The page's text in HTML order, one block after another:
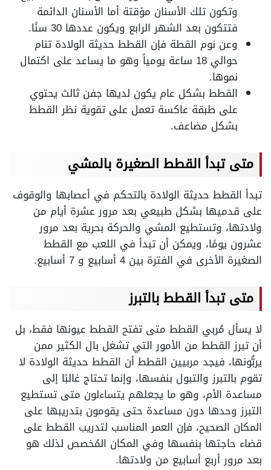
وتكون تلك الأسنان مؤقتة أما الأسنان الدائمة
فتتكون بعد الشهر الرابع ويكون عددها 30 سنًا.
وعن نوم القطة فإن القطط حديثة الولادة تنام
حوالي 18 ساعة يومياً وهو ما يساعد على اكتمال
نموها.
القطط بشكل عام يكون لديها جفن ثالث يحتوي
على طبقة عاكسة تعمل على تقوية نظر القطط
بشكل مضاعف.
متى تبدأ القطط الصغيرة بالمشي
تبدأ القطط حديثة الولادة بالتحكم في أعصابها والوقوف
على قدميها بشكل طبيعي بعد مرور عشرة أيام من
ولادتها، وتستطيع المشي والحركة بحرية بعد مرور
عشرون يومًا، ويمكن أن تبدأ في اللعب مع القطط
الصغيرة الأخرى في الفترة بين 4 أسابيع و 7 أسابيع.
متى تبدأ القطط بالتبرز
لا يسأل مُربي القطط متى تفتح القطط عيونها فقط، بل
أن تبرز القطط من الأمور التي تشغل بال الكثير ممن
يربُّونها، فيجد مربيين القطط أن القطط حديثة الولادة لا
تقوم بالتبرز والتبول بنفسها، وإنما تحتاج غالبًا إلى
مساعدة الأم، وهو ما يجعلهم يتساءلون متى تستطيع
التبرز وحدها دون مساعدة حتى يقومون بتدريبها على
المكان الصحيح، فإن العمر المناسب لتدريب القطط على
قضاء حاجتها بنفسها وفي المكان المُخصص لذلك هو
بعد مرور أربع أسابيع من ولادتها.